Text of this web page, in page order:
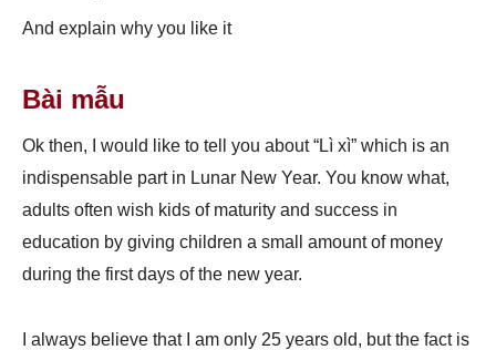
And explain why you like it
Bài mẫu
Ok then, I would like to tell you about “Lì xì” which is an
indispensable part in Lunar New Year. You know what,
adults often wish kids of maturity and success in
education by giving children a small amount of money
during the first days of the new year.
I always believe that I am only 25 years old, but the fact is